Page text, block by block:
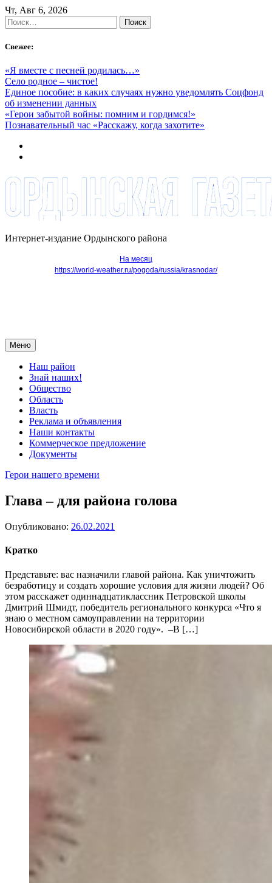
Skip
to
content
Чт, Авг 6, 2026
Найти:
Свежее:
«Я вместе с песней родилась…»
Село родное – чистое!
Единое пособие: в каких случаях нужно уведомлять Соцфонд
об изменении данных
«Герои забытой войны: помним и гордимся!»
Познавательный час «Расскажу, когда захотите»
Интернет-издание Ордынского района
На месяц
https://world-weather.ru/pogoda/russia/krasnodar/
Меню
Наш район
Знай наших!
Общество
Область
Власть
Реклама и объявления
Наши контакты
Коммерческое предложение
Документы
Герои нашего времени
Глава – для района голова
Опубликовано: 26.02.2021
Кратко
Представьте: вас назначили главой района. Как уничтожить
безработицу и создать хорошие условия для жизни людей? Об
этом расскажет одиннадцатиклассник Петровской школы
Дмитрий Шмидт, победитель регионального конкурса «Что я
знаю о местном самоуправлении на территории
Новосибирской области в 2020 году». –В […]